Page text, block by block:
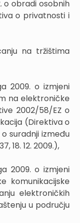
o obradi osobnih
o privatnosti i
na tržištima
2009. o izmjeni
na elektroničke
2002/58/EZ o
(Direktiva o
suradnji između
18. 12. 2009.),
2009. o izmjeni
komunikacijske
elektroničkih
u području